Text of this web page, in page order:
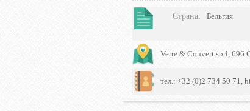
Страна: Бельгия
Verre & Couvert sprl, 696
тел.: +32 (0)2 734 50 71,